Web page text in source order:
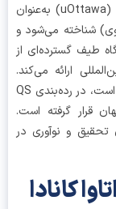
دانشگاه اتاوا (uOttawa) به‌عنوان
می‌شود و
گسترده‌ای از
ارائه می‌کند.
دانشگاه اتاوا که یکی از بهترین دانشگاه‌های کانادا است، در رده‌بندی QS
قرار گرفته است.
و نوآوری در